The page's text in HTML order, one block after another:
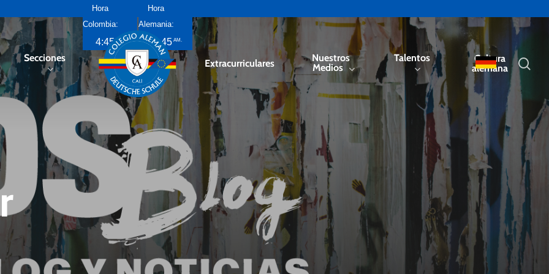
Hora
Colombia:
4:45 AM
Hora
Alemania:
11:45 AM
Secciones Extracurriculares
Nuestros
Medios
Talentos
Cultura
alemana